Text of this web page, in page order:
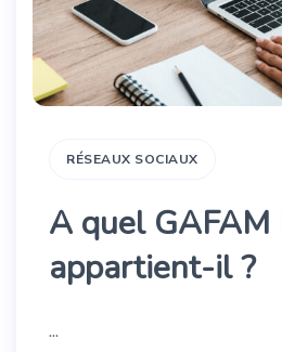
RÉSEAUX SOCIAUX
A quel GAFAM
appartient-il ?
...